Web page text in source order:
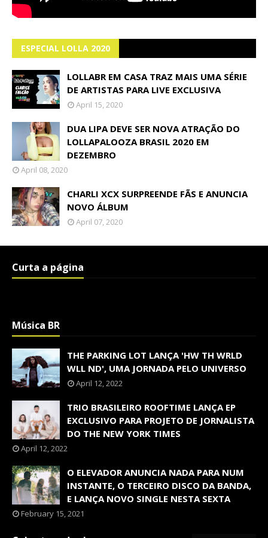
ESPECIAL LOLLA 2020
LOLLABR EM CASA TRAZ MAIS UMA SÉRIE
DE ARTISTAS PARA LIVE EXCLUSIVA
April 15, 2020
DUA LIPA DEVE SER NOVA ATRAÇÃO DO
LOLLAPALOOZA BRASIL 2020 EM
DEZEMBRO
April 08, 2020
CHARLI XCX SURPREENDE FÃS E ANUNCIA
NOVO ÁLBUM
April 07, 2020
Curta a página
Música BR
THE PARKING LOT LANÇA 'HW TH WRLD
WLL ND', UMA JORNADA PELO UNIVERSO
April 12, 2022
TRIO BRASILEIRO ROOFTIME LANÇA EP
EXCLUSIVO PARA PROJETO DE JORNALISTA
DO THE NEW YORK TIMES
April 12, 2022
O ELEVADOR ANUNCIA NADA PARA NUM
INSTANTE, O TERCEIRO DISCO DA BANDA,
E LANÇA NOVO SINGLE NESTA SEXTA
February 15, 2021